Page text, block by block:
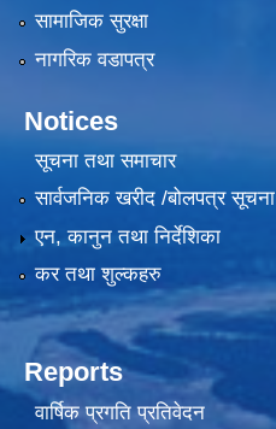
सामाजिक सुरक्षा
नागरिक वडापत्र
Notices
सूचना तथा समाचार
सार्वजनिक खरीद /बोलपत्र सूचना
एन, कानुन तथा निर्देशिका
कर तथा शुल्कहरु
Reports
वार्षिक प्रगति प्रतिवेदन